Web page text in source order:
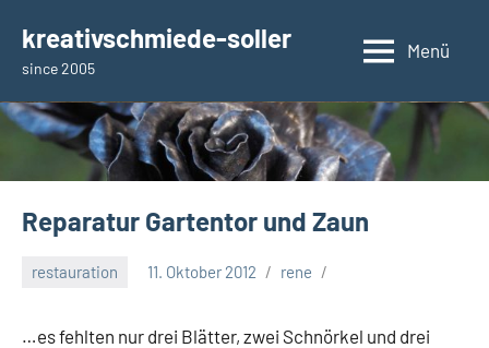
Inhalt
springen
kreativschmiede-soller
since 2005
Menü
Reparatur Gartentor und Zaun
restauration 11. Oktober 2012 rene
…es fehlten nur drei Blätter, zwei Schnörkel und drei